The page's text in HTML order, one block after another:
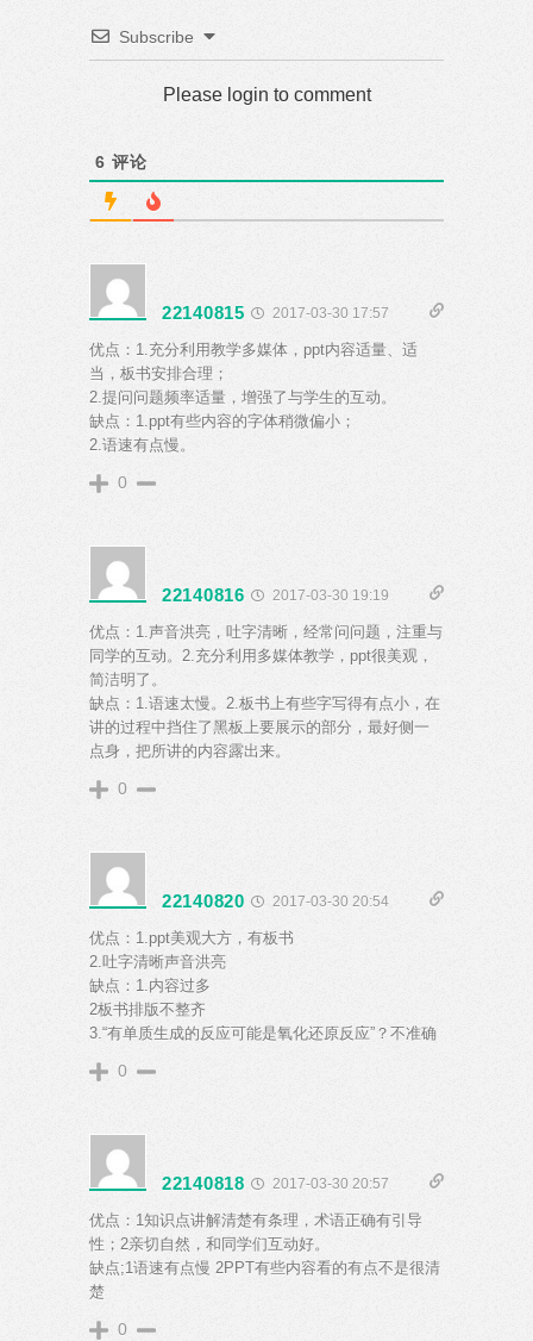
Subscribe
Please login to comment
6 评论
22140815 2017-03-30 17:57
优点：1.充分利用教学多媒体，ppt内容适量、适
当，板书安排合理；
2.提问问题频率适量，增强了与学生的互动。
缺点：1.ppt有些内容的字体稍微偏小；
2.语速有点慢。
0
22140816 2017-03-30 19:19
优点：1.声音洪亮，吐字清晰，经常问问题，注重与
同学的互动。2.充分利用多媒体教学，ppt很美观，
简洁明了。
缺点：1.语速太慢。2.板书上有些字写得有点小，在
讲的过程中挡住了黑板上要展示的部分，最好侧一
点身，把所讲的内容露出来。
0
22140820 2017-03-30 20:54
优点：1.ppt美观大方，有板书
2.吐字清晰声音洪亮
缺点：1.内容过多
2板书排版不整齐
3.“有单质生成的反应可能是氧化还原反应”？不准确
0
22140818 2017-03-30 20:57
优点：1知识点讲解清楚有条理，术语正确有引导
性；2亲切自然，和同学们互动好。
缺点;1语速有点慢 2PPT有些内容看的有点不是很清
楚
0